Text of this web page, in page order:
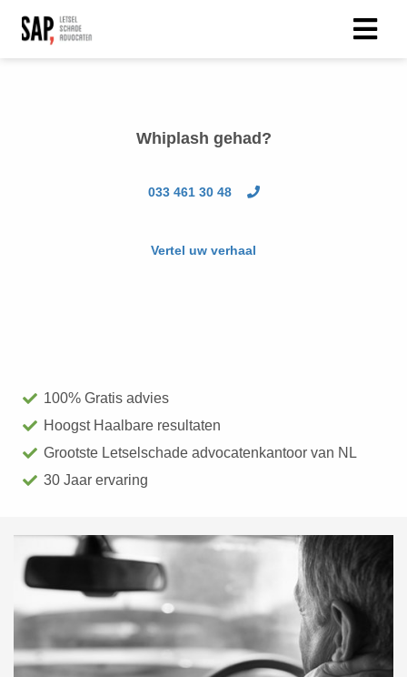
Whiplash gehad?
033 461 30 48
Vertel uw verhaal
100% Gratis advies
Hoogst Haalbare resultaten
Grootste Letselschade advocatenkantoor van NL
30 Jaar ervaring